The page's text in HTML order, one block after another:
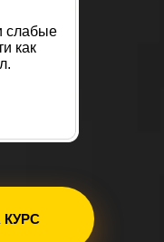
слабые
как